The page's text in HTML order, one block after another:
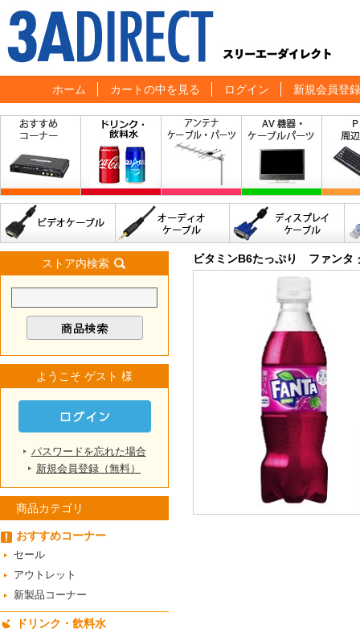
ホーム カートの中を見る ログイン 新規会員登録
ストア内検索
ようこそ ゲスト 様
パスワードを忘れた場合
新規会員登録（無料）
商品カテゴリ
おすすめコーナー
セール
アウトレット
新製品コーナー
ドリンク・飲料水
ビタミンB6たっぷり ファン